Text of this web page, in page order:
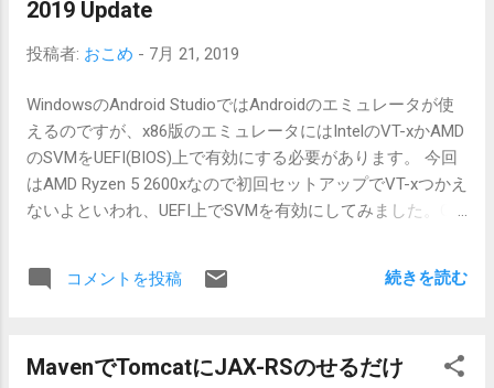
Raspberry Pi Zero WとWH、ふたつあるのでTomcatとは別
の方にPostgreSQL入れます。 # apt-get install postgresql...
でもいいのかもしれない。 フルサイズUSB端子がある、有
の理由です。変換ケーブル類も高いので予備がないなら
OTGがある、有線LANがない、無線LANがある、HDMIが
miniサイズ、といろいろと不便です。Zeroになると無線
LANまでないので別途用意しないといけません。 Javaを動
かしたいならARMv7以降のCPUのものを選ぼう。NOOBSに
はARMv7対応のJava11くらいが入っていた。Zero Wは
ード、OSの選択 メモリーカードの設定から入ります。
初心者向けの容量は8GBから32GBの間で選びます。挑戦し
2019 Update
投稿者: おこめ - 7月 21, 2019
WindowsのAndroid StudioではAndroidのエミュレータが使
えるのですが、x86版のエミュレータにはIntelのVT-xかAMD
のSVMをUEFI(BIOS)上で有効にする必要があります。 今回
はAMD Ryzen 5 2600xなので初回セットアップでVT-xつかえ
ないよといわれ、UEFI上でSVMを有効にしてみました。OS
句のメモです。 AndroidエミュレータがAMD CPUとHyper-V
に対応した、というニュースのAMD CPUとHyper-Vは別々
ータを動かす条件 3種類 Intel VT-x AMD SVM Microsoft
コメントを投稿 続きを読む
MavenでTomcatにJAX-RSのせるだけ